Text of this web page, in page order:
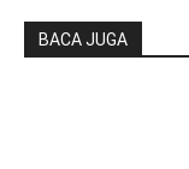
BACA JUGA